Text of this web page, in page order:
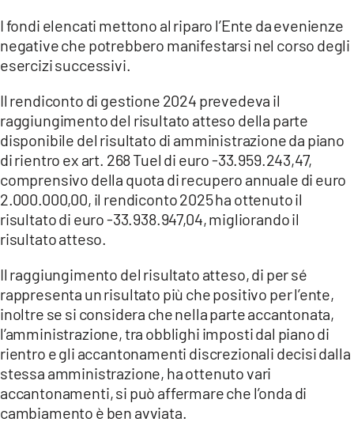
I fondi elencati mettono al riparo l’Ente da evenienze
negative che potrebbero manifestarsi nel corso degli
esercizi successivi.
Il rendiconto di gestione 2024 prevedeva il
raggiungimento del risultato atteso della parte
disponibile del risultato di amministrazione da piano
di rientro ex art. 268 Tuel di euro -33.959.243,47,
comprensivo della quota di recupero annuale di euro
2.000.000,00, il rendiconto 2025 ha ottenuto il
risultato di euro -33.938.947,04, migliorando il
risultato atteso.
Il raggiungimento del risultato atteso, di per sé
rappresenta un risultato più che positivo per l’ente,
inoltre se si considera che nella parte accantonata,
l’amministrazione, tra obblighi imposti dal piano di
rientro e gli accantonamenti discrezionali decisi dalla
stessa amministrazione, ha ottenuto vari
accantonamenti, si può affermare che l’onda di
cambiamento è ben avviata.